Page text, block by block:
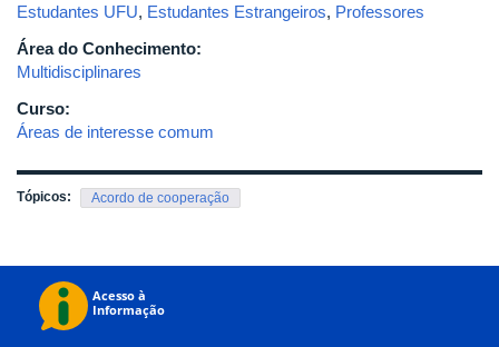
Estudantes UFU, Estudantes Estrangeiros, Professores
Área do Conhecimento:
Multidisciplinares
Curso:
Áreas de interesse comum
Tópicos: Acordo de cooperação